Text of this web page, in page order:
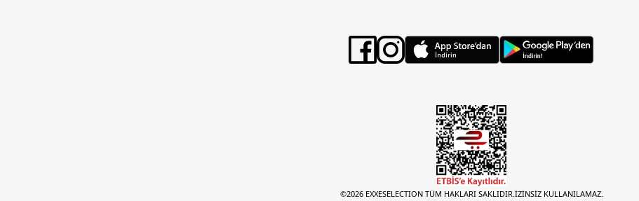
©2026 EXXESELECTION TÜM HAKLARI SAKLIDIR.İZİNSİZ KULLANILAMAZ.